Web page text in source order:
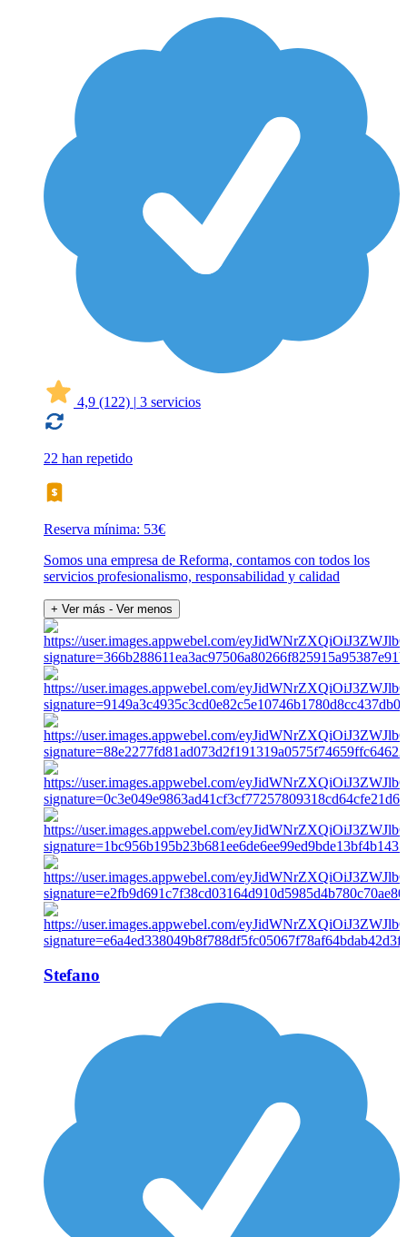
4,9 (122) | 3 servicios
22 han repetido
Reserva mínima: 53€
Somos una empresa de Reforma, contamos con todos los
servicios profesionalismo, responsabilidad y calidad
+ Ver más - Ver menos
Stefano